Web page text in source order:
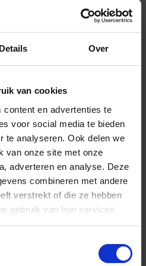
Details Over
van cookies
en advertenties te
voor social media te bieden
te analyseren. Ook delen we
van onze site met onze
adverteren en analyse. Deze
combineren met andere
verstrekt of die ze hebben
gebruik van hun services.
Next